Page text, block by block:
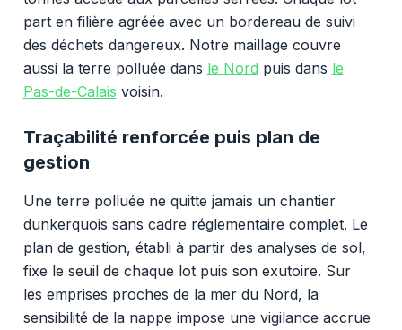
part en filière agréée avec un bordereau de suivi
des déchets dangereux. Notre maillage couvre
aussi la terre polluée dans le Nord puis dans le
Pas-de-Calais voisin.
Traçabilité renforcée puis plan de
gestion
Une terre polluée ne quitte jamais un chantier
dunkerquois sans cadre réglementaire complet. Le
plan de gestion, établi à partir des analyses de sol,
fixe le seuil de chaque lot puis son exutoire. Sur
les emprises proches de la mer du Nord, la
sensibilité de la nappe impose une vigilance accrue